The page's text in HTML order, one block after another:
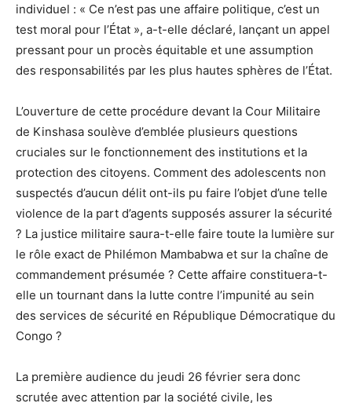
individuel : « Ce n’est pas une affaire politique, c’est un
test moral pour l’État », a-t-elle déclaré, lançant un appel
pressant pour un procès équitable et une assumption
des responsabilités par les plus hautes sphères de l’État.
L’ouverture de cette procédure devant la Cour Militaire
de Kinshasa soulève d’emblée plusieurs questions
cruciales sur le fonctionnement des institutions et la
protection des citoyens. Comment des adolescents non
suspectés d’aucun délit ont-ils pu faire l’objet d’une telle
violence de la part d’agents supposés assurer la sécurité
? La justice militaire saura-t-elle faire toute la lumière sur
le rôle exact de Philémon Mambabwa et sur la chaîne de
commandement présumée ? Cette affaire constituera-t-
elle un tournant dans la lutte contre l’impunité au sein
des services de sécurité en République Démocratique du
Congo ?
La première audience du jeudi 26 février sera donc
scrutée avec attention par la société civile, les